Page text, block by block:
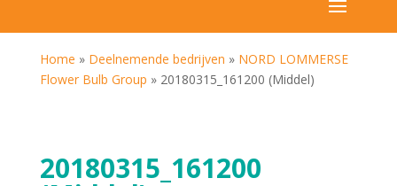
Home » Deelnemende bedrijven » NORD LOMMERSE
Flower Bulb Group » 20180315_161200 (Middel)
20180315_161200